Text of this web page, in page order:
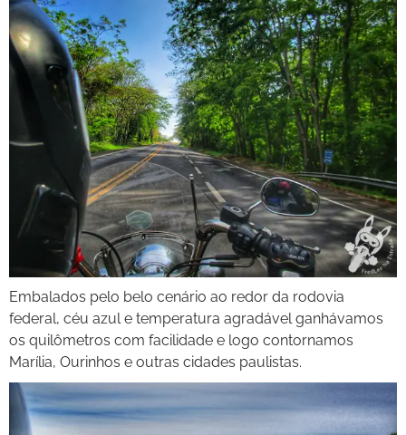
Embalados pelo belo cenário ao redor da rodovia
federal, céu azul e temperatura agradável ganhávamos
os quilômetros com facilidade e logo contornamos
Marília, Ourinhos e outras cidades paulistas.